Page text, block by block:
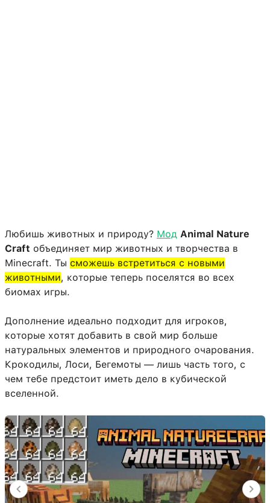
Любишь животных и природу? Мод Animal Nature
Craft объединяет мир животных и творчества в
Minecraft. Ты сможешь встретиться с новыми
животными, которые теперь поселятся во всех
биомах игры.
Дополнение идеально подходит для игроков,
которые хотят добавить в свой мир больше
натуральных элементов и природного очарования.
Крокодилы, Лоси, Бегемоты — лишь часть того, с
чем тебе предстоит иметь дело в кубической
вселенной.